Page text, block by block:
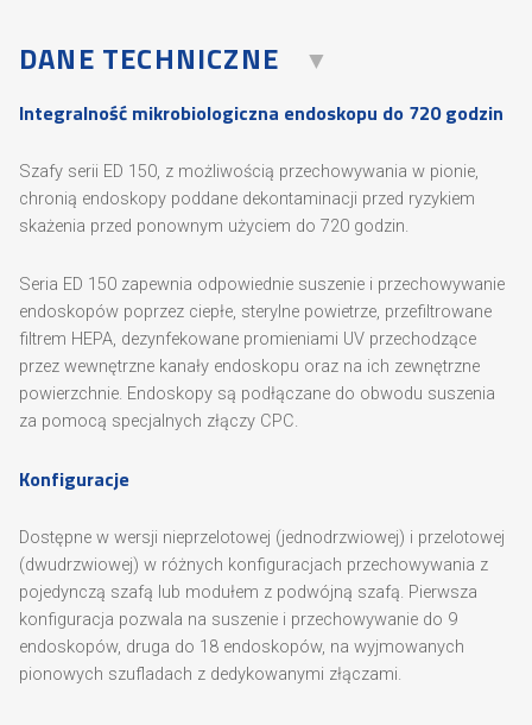
DANE TECHNICZNE
Integralność mikrobiologiczna endoskopu do 720 godzin
Szafy serii ED 150, z możliwością przechowywania w pionie,
chronią endoskopy poddane dekontaminacji przed ryzykiem
skażenia przed ponownym użyciem do 720 godzin.
Seria ED 150 zapewnia odpowiednie suszenie i przechowywanie
endoskopów poprzez ciepłe, sterylne powietrze, przefiltrowane
filtrem HEPA, dezynfekowane promieniami UV przechodzące
przez wewnętrzne kanały endoskopu oraz na ich zewnętrzne
powierzchnie. Endoskopy są podłączane do obwodu suszenia
za pomocą specjalnych złączy CPC.
Konfiguracje
Dostępne w wersji nieprzelotowej (jednodrzwiowej) i przelotowej
(dwudrzwiowej) w różnych konfiguracjach przechowywania z
pojedynczą szafą lub modułem z podwójną szafą. Pierwsza
konfiguracja pozwala na suszenie i przechowywanie do 9
endoskopów, druga do 18 endoskopów, na wyjmowanych
pionowych szufladach z dedykowanymi złączami.